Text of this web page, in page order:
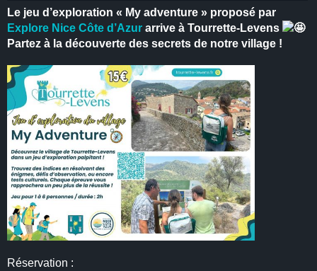
Le jeu d’exploration « My adventure » proposé par
Explore Nice Côte d’Azur arrive à Tourrette-Levens
Partez à la découverte des secrets de notre village !
Réservation :